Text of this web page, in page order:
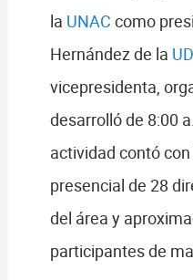
la UNAC como
Hernández de la
vicepresidenta,
desarrolló de 8:00
actividad contó
presencial de 28
del área y
participantes de